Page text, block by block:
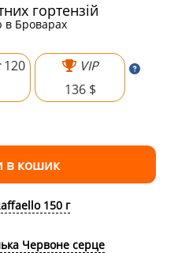
гортензій
в Броварах
120
VIP
136 $
150 г
Червоне серце